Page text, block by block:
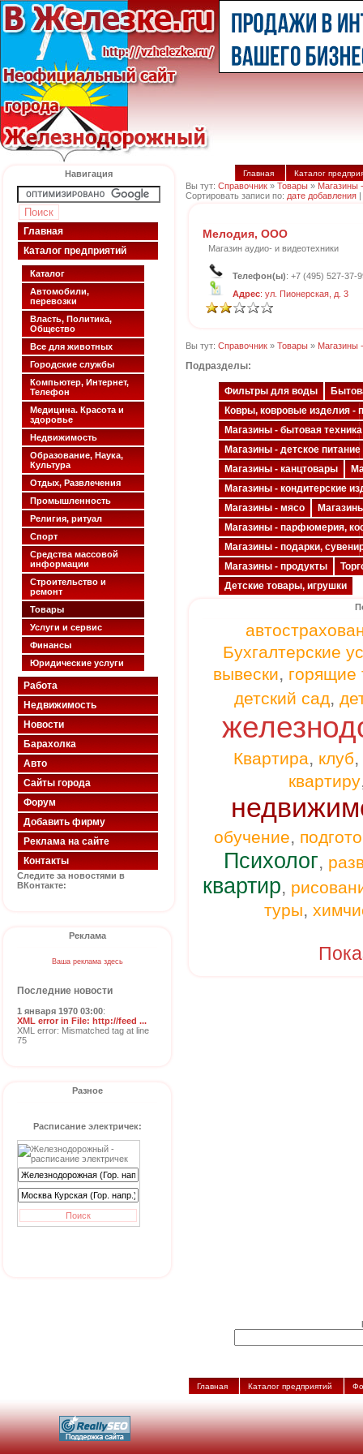
Навигация
Главная
Каталог предприятий
Каталог
Автомобили,
перевозки
Власть, Политика,
Общество
Все для животных
Городские службы
Компьютер, Интернет,
Телефон
Медицина. Красота и
здоровье
Недвижимость
Образование, Наука,
Культура
Отдых, Развлечения
Промышленность
Религия, ритуал
Спорт
Средства массовой
информации
Строительство и
ремонт
Товары
Услуги и сервис
Финансы
Юридические услуги
Работа
Недвижимость
Новости
Барахолка
Авто
Сайты города
Форум
Добавить фирму
Реклама на сайте
Контакты
Следите за новостями в
ВКонтакте:
Реклама
Ваша реклама здесь
Последние новости
1 января 1970 03:00:
XML error in File: http://feed ...
XML error: Mismatched tag at line
75
Разное
Расписание электричек:
Главная Каталог
Вы тут: Справочник » Товары » Магазины
Сортировать записи по: дате добавления |
Мелодия, ООО
Магазин аудио- и видеотехники
Телефон(ы): +7 (495) 527-37-
Адрес: ул. Пионерская, д. 3
Вы тут: Справочник » Товары » Магазины
Подразделы:
Фильтры для воды
Ковры, ковровые изделия -
Магазины - бытовая техника
Магазины - детское питание
Магазины - канцтовары
Магазины - кондитерские
Магазины - мясо
Магазины - парфюмерия,
Магазины - подарки,
Магазины - продукты
Детские товары, игрушки
Бухгалтерские
вывески, горящие
детский сад,
Квартира, клуб,
квартиру
обучение,
Психолог,
квартир,
туры,
Главная Каталог предприятий